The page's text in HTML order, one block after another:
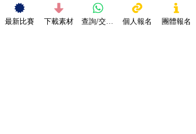
最新比賽 下載素材 查詢/交作品 個人報名 團體報名